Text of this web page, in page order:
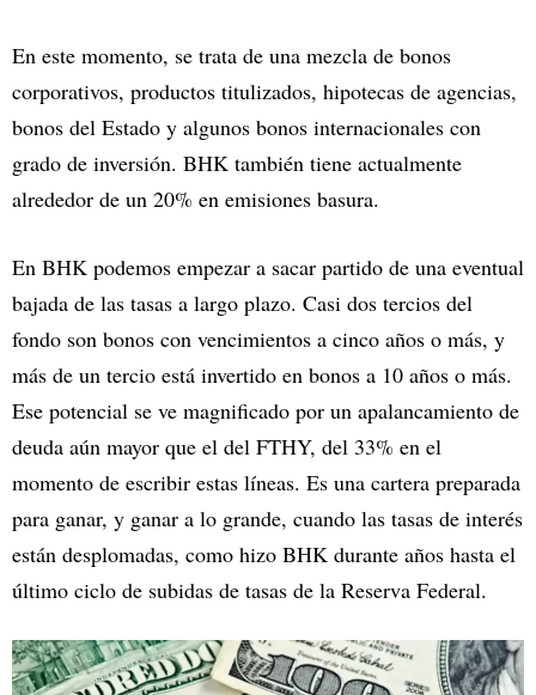
En este momento, se trata de una mezcla de bonos
corporativos, productos titulizados, hipotecas de agencias,
bonos del Estado y algunos bonos internacionales con
grado de inversión. BHK también tiene actualmente
alrededor de un 20% en emisiones basura.
En BHK podemos empezar a sacar partido de una eventual
bajada de las tasas a largo plazo. Casi dos tercios del
fondo son bonos con vencimientos a cinco años o más, y
más de un tercio está invertido en bonos a 10 años o más.
Ese potencial se ve magnificado por un apalancamiento de
deuda aún mayor que el del FTHY, del 33% en el
momento de escribir estas líneas. Es una cartera preparada
para ganar, y ganar a lo grande, cuando las tasas de interés
están desplomadas, como hizo BHK durante años hasta el
último ciclo de subidas de tasas de la Reserva Federal.